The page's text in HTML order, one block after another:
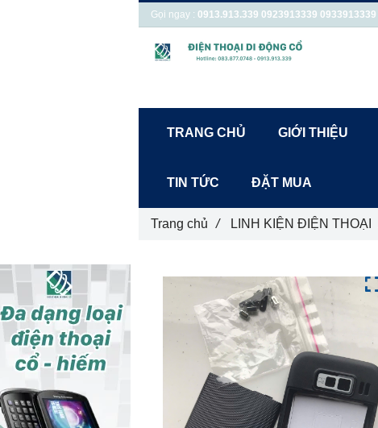
Trang chủ / LINH KIỆN ĐIỆN THOẠI
Gọi ngay : 0913.913.339 0923913339 0933913339
TRANG CHỦ GIỚI THIỆU
TIN TỨC ĐẶT MUA